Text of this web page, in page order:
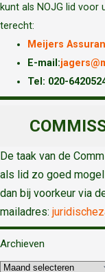
kunt als NOJG lid voor
terecht:
Meijers
E-mail:
Tel: 020-
De taak van de
als lid zo goed
dan bij voorkeur via
mailadres:
Archieven